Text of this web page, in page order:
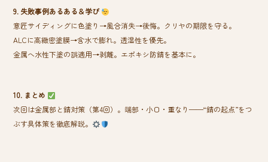
9. 失敗事例あるある＆学び
意匠サイディングに色塗り→風合消失→後悔。クリヤの期限を守る。
ALCに高緻密塗膜→含水で膨れ。透湿性を優先。
金属へ水性下塗の誤適用→剥離。エポキシ防錆を基本に。
10. まとめ
次回は金属部と錆対策（第4回）。端部・小口・重なり——“錆の起点”をつ
ぶす具体策を徹底解説。